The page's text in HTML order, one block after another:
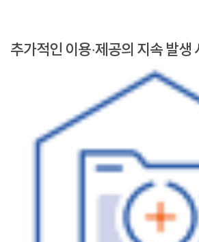
추가적인 이용·제공의 지속 발생